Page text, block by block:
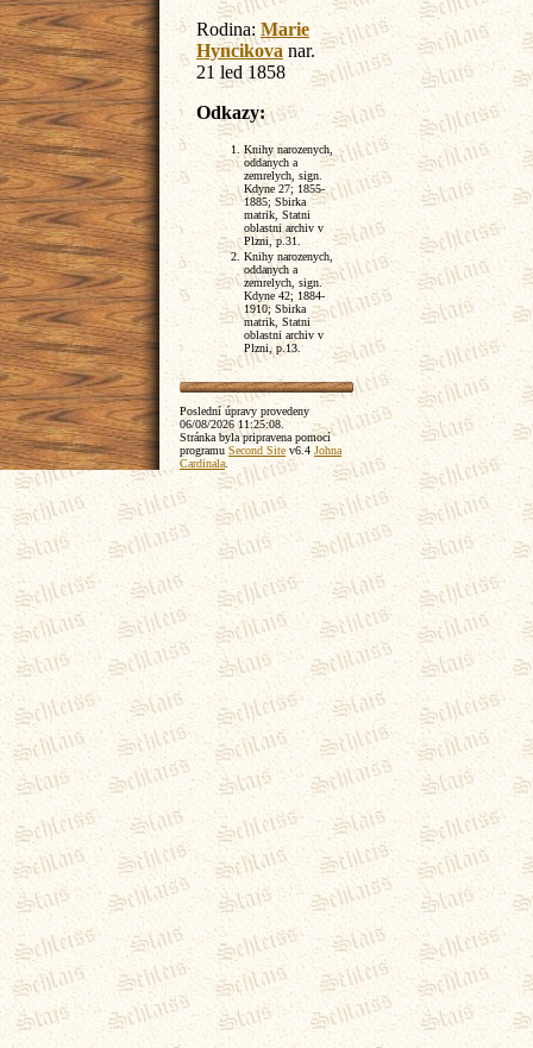
Rodina: Marie
Hyncikova nar.
21 led 1858
Odkazy:
Knihy narozenych,
oddanych a
zemrelych, sign.
Kdyne 27; 1855-
1885; Sbirka
matrik, Statni
oblastni archiv v
Plzni, p.31.
Knihy narozenych,
oddanych a
zemrelych, sign.
Kdyne 42; 1884-
1910; Sbirka
matrik, Statni
oblastni archiv v
Plzni, p.13.
Poslední úpravy provedeny
06/08/2026 11:25:08
Stránka byla pripravena pomocí
programu Second Site v6.4 Johna
Cardinala